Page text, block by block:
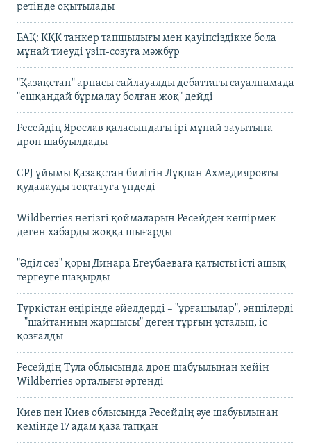
ретінде оқытылады
БАҚ: КҚК танкер тапшылығы мен қауіпсіздікке бола
мұнай тиеуді үзіп-созуға мәжбүр
"Қазақстан" арнасы сайлауалды дебаттағы сауалнамада
"ешқандай бұрмалау болған жоқ" дейді
Ресейдің Ярослав қаласындағы ірі мұнай зауытына
дрон шабуылдады
CPJ ұйымы Қазақстан билігін Лұқпан Ахмедияровты
қудалауды тоқтатуға үндеді
Wildberries негізгі қоймаларын Ресейден көшірмек
деген хабарды жоққа шығарды
"Әділ сөз" қоры Динара Егеубаеваға қатысты істі ашық
тергеуге шақырды
Түркістан өңірінде әйелдерді – "ұрғашылар", әншілерді
– "шайтанның жаршысы" деген тұрғын ұсталып, іс
қозғалды
Ресейдің Тула облысында дрон шабуылынан кейін
Wildberries орталығы өртенді
Киев пен Киев облысында Ресейдің әуе шабуылынан
кемінде 17 адам қаза тапқан